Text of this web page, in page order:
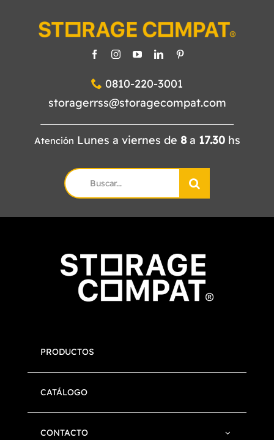
CONTACTO
0810-220-3001
storagerrss@storagecompat.com
Atención Lunes a viernes de 8a 17.30hs
Search
for:
PRODUCTOS
CATÁLOGO
CONTACTO